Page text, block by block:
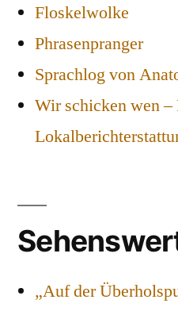
Floskelwolke
Phrasenpranger
Sprachlog von
Wir schicken wen –
„Auf der